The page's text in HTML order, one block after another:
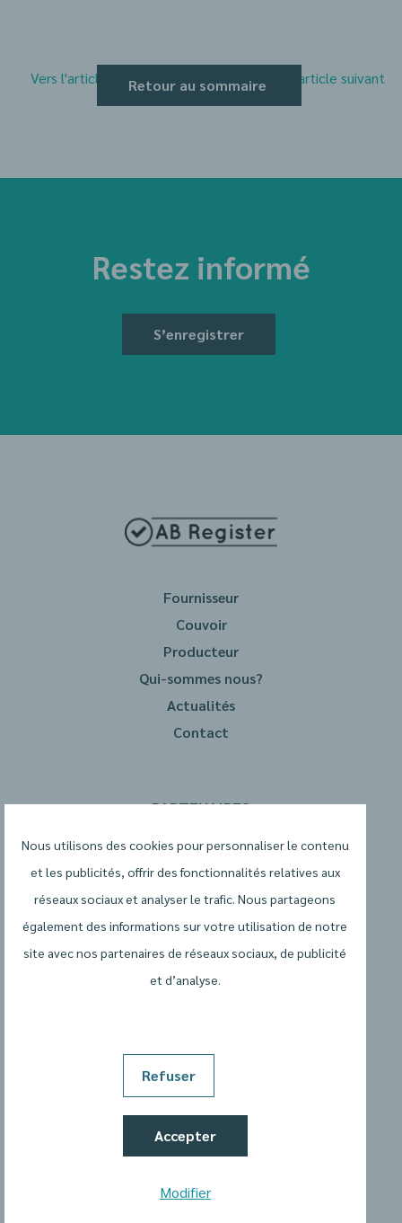
Vers l'article précédent Vers l'article suivant
Retour au sommaire
Restez informé
S’enregistrer
Fournisseur
Couvoir
Producteur
Qui-sommes nous?
Actualités
Contact
PARTENAIRES
Politique de protection de la vie privée
Déclaration relative aux cookies
Cookievoorkeuren wijzigen
Website door: Two Impress
Nous utilisons des cookies pour personnaliser le contenu
et les publicités, offrir des fonctionnalités relatives aux
réseaux sociaux et analyser le trafic. Nous partageons
également des informations sur votre utilisation de notre
site avec nos partenaires de réseaux sociaux, de publicité
et d’analyse.
Refuser
Accepter
Modifier